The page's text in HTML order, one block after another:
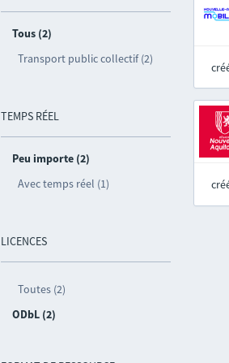
Tous (2)
Transport public collectif (2)
TEMPS RÉEL
Peu importe (2)
Avec temps réel (1)
LICENCES
Toutes (2)
ODbL (2)